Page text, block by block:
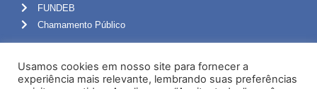
FUNDEB
Chamamento Público
Portal do Servidor
Usamos cookies em nosso site para fornecer a
experiência mais relevante, lembrando suas preferências